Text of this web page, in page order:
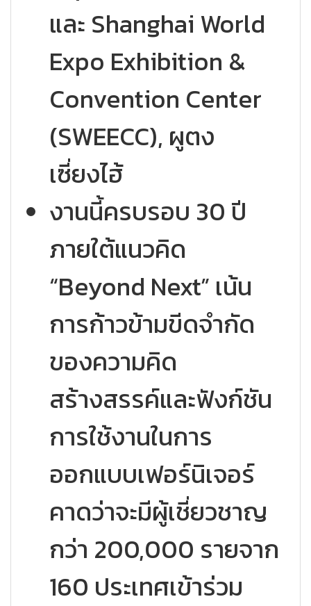
และ Shanghai World
Expo Exhibition &
Convention Center
(SWEECC), ผูตง
เซี่ยงไฮ้
งานนี้ครบรอบ 30 ปี
ภายใต้แนวคิด
“Beyond Next” เน้น
การก้าวข้ามขีดจำกัด
ของความคิด
สร้างสรรค์และฟังก์ชัน
การใช้งานในการ
ออกแบบเฟอร์นิเจอร์
คาดว่าจะมีผู้เชี่ยวชาญ
กว่า 200,000 รายจาก
160 ประเทศเข้าร่วม